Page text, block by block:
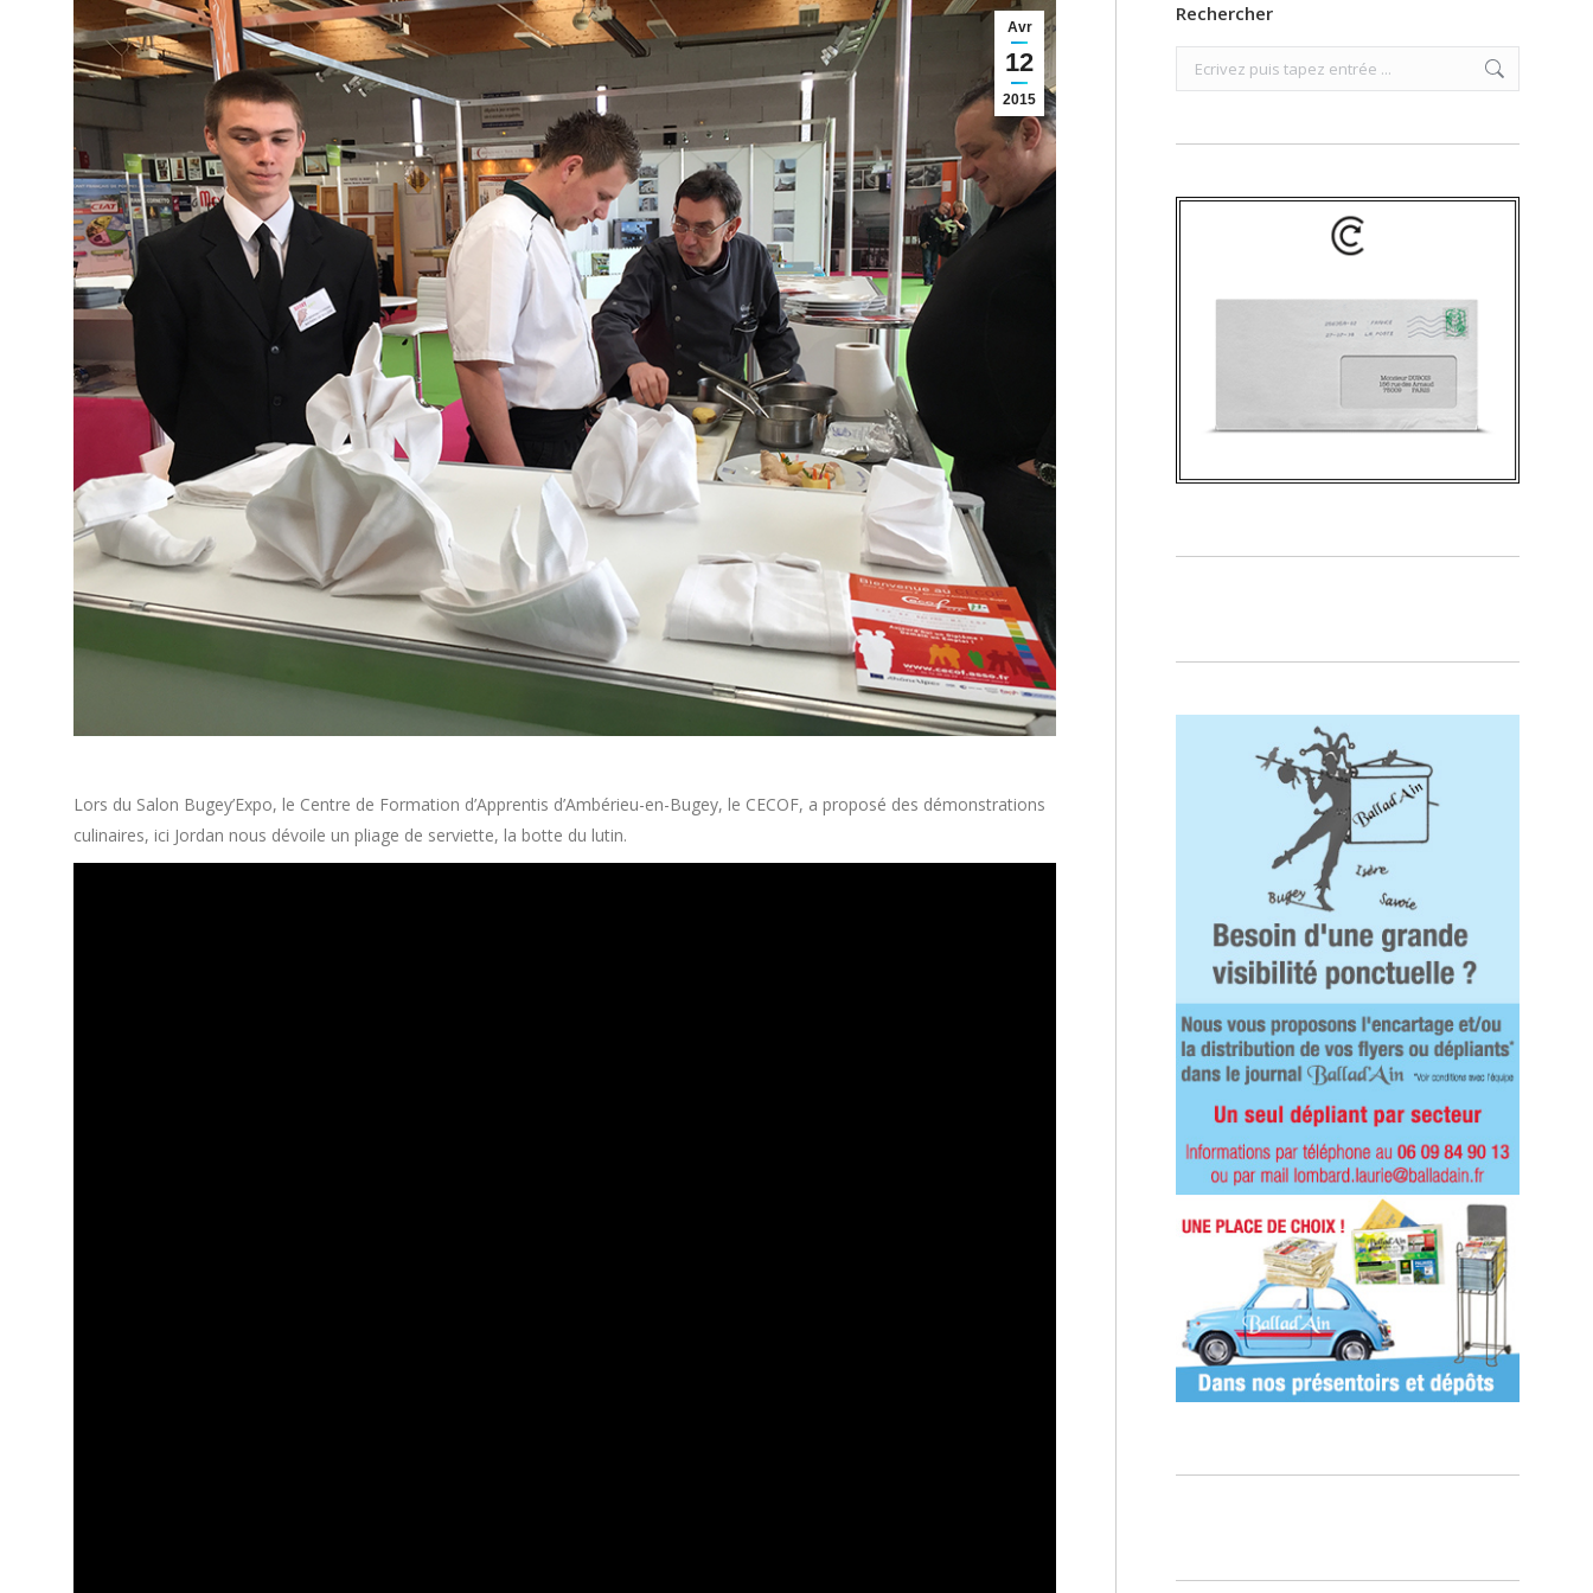
Avr
12
2015
Lors du Salon Bugey’Expo, le Centre de Formation d’Apprentis d’Ambérieu-en-Bugey, le CECOF, a proposé des démonstrations
culinaires, ici Jordan nous dévoile un pliage de serviette, la botte du lutin.
Rechercher
Search: